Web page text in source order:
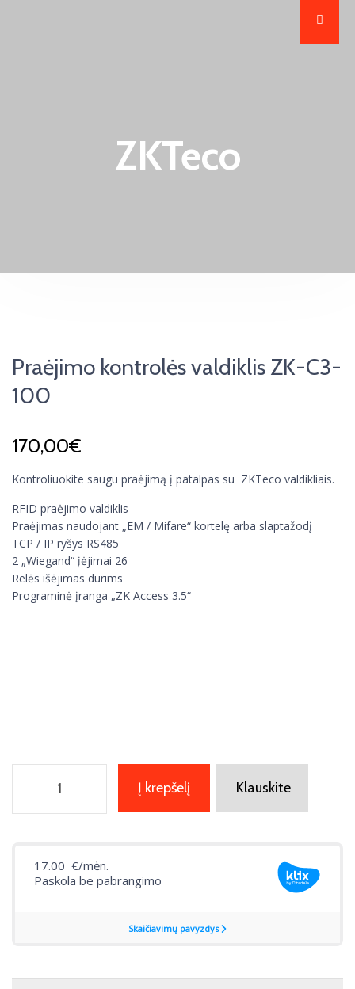
ZKTeco
Praėjimo kontrolės valdiklis ZK-C3-
100
170,00€
Kontroliuokite saugu praėjimą į patalpas su ZKTeco valdikliais.
RFID praėjimo valdiklis
Praėjimas naudojant „EM / Mifare“ kortelę arba slaptažodį
TCP / IP ryšys RS485
2 „Wiegand“ įėjimai 26
Relės išėjimas durims
Programinė įranga „ZK Access 3.5“
Į krepšelį Klauskite